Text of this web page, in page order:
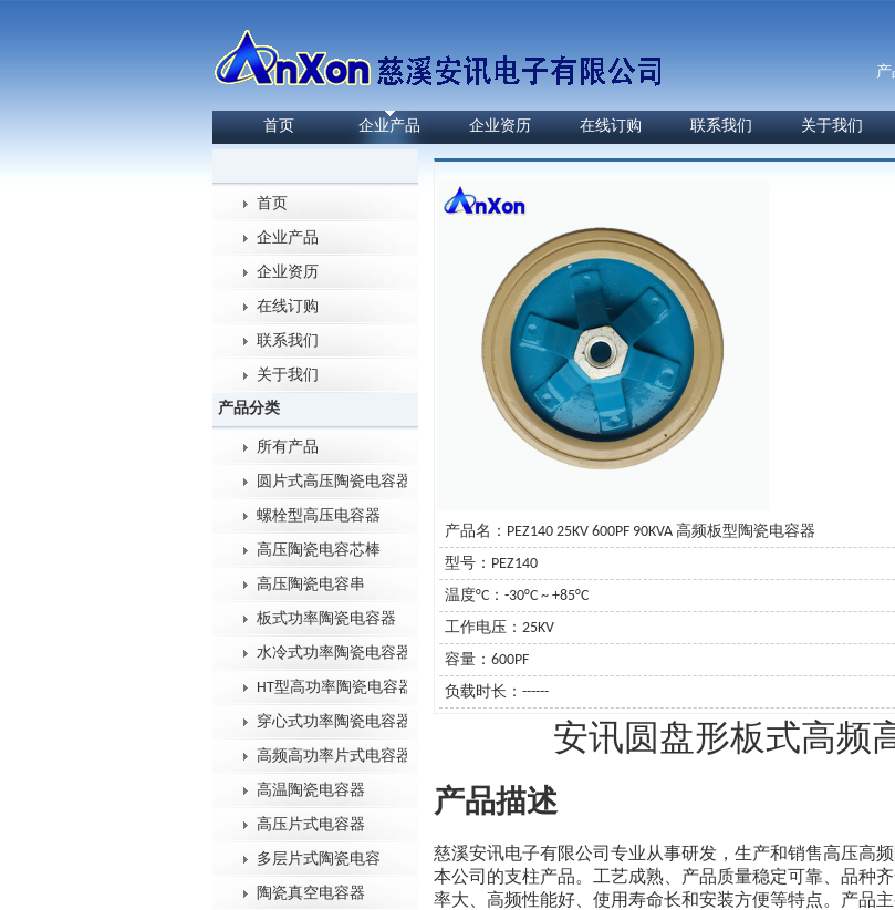
产
首页 企业产品 企业资历 在线订购 联系我们 关于我们
首页
企业产品
企业资历
在线订购
联系我们
关于我们
产品分类
所有产品
圆片式高压陶瓷电容器
螺栓型高压电容器
高压陶瓷电容芯棒
高压陶瓷电容串
板式功率陶瓷电容器
水冷式功率陶瓷电容器
HT型高功率陶瓷电容器
穿心式功率陶瓷电容器
高频高功率片式电容器
高温陶瓷电容器
高压片式电容器
多层片式陶瓷电容
陶瓷真空电容器
产品名：PEZ140 25KV 600PF 90KVA 高频板型陶瓷电容器
型号：PEZ140
温度°C：-30°C ~ +85°C
工作电压：25KV
容量：600PF
负载时长：------
安讯圆盘形板式高频
产品描述
慈溪安讯电子有限公司专业从事研发，生产和销售高压高
本公司的支柱产品。工艺成熟、产品质量稳定可靠、品种
率大、高频性能好、使用寿命长和安装方便等特点。产品